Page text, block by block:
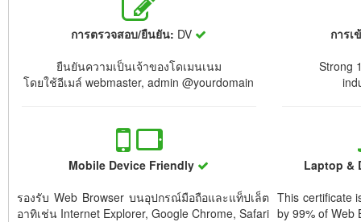
การตรวจสอบ/ยืนยัน: DV
ยืนยันความเป็นเจ้าของโดเมนเนม
โดยใช้อีเมล์ webmaster, admin @yourdomain
การเ
Strong
Mobile Device Friendly
รองรับ Web Browser บนอุปกรณ์มือถือและแท็ปเล็ต
อาทิเช่น Internet Explorer, Google Chrome, Safari
Laptop &
This certificate
by 99% of Web